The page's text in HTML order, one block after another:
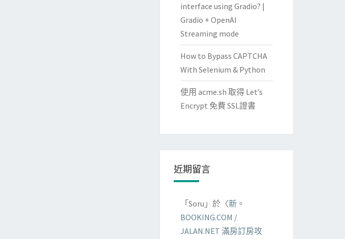
interface using Gradio? |
Gradio + OpenAI
Streaming mode
How to Bypass CAPTCHA
With Selenium & Python
使用 acme.sh 取得 Let’s
Encrypt 免費 SSL證書
近期留言
「 Soru 」於〈新。
BOOKING.COM /
JALAN.NET 滿房訂房攻